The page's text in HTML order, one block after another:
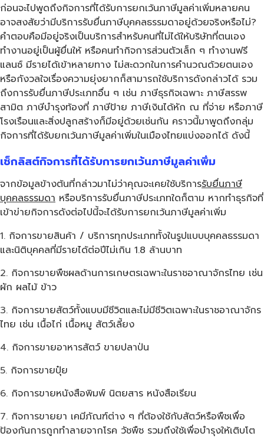
ก่อนจะไปพูดถึงกิจการที่ได้รับการยกเว้นภาษีมูลค่าเพิ่มหลายคน
อาจสงสัยว่ามีบริการรับยื่นภาษีบุคคลธรรมดาอยู่ด้วยจริงหรือไม่?
คำตอบคือมีอยู่จริงเป็นบริการสำหรับคนที่ไม่ได้ให้บริษัทที่ตนเอง
ทำงานอยู่เป็นผู้ยื่นให้ หรือคนทำกิจการส่วนตัวเล็ก ๆ ทำงานฟรี
แลนซ์ มีรายได้เข้าหลายทาง ไม่สะดวกในการคำนวณด้วยตนเอง
หรือกังวลใจเรื่องความยุ่งยากก็สามารถใช้บริการดังกล่าวได้ รวม
ถึงการรับยื่นภาษีประเภทอื่น ๆ เช่น ภาษีธุรกิจเฉพาะ ภาษีสรรพ
สามิต ภาษีบำรุงท้องที่ ภาษีป้าย ภาษีเงินได้หัก ณ ที่จ่าย หรือภาษี
โรงเรือนและสิ่งปลูกสร้างก็มีอยู่ด้วยเช่นกัน คราวนี้มาพูดถึงกลุ่ม
กิจการที่ได้รับยกเว้นภาษีมูลค่าเพิ่มในเมืองไทยแบ่งออกได้ ดังนี้
เช็กลิสต์กิจการที่ได้รับการยกเว้นภาษีมูลค่าเพิ่ม
จากข้อมูลข้างต้นที่กล่าวมาไม่ว่าคุณจะเคยใช้บริการรับยื่นภาษี
บุคคลธรรมดา หรือบริการรับยื่นภาษีประเภทใดก็ตาม หากทำธุรกิจที่
เข้าข่ายกิจการดังต่อไปนี้จะได้รับการยกเว้นภาษีมูลค่าเพิ่ม
กิจการขายสินค้า / บริการทุกประเภททั้งในรูปแบบบุคคลธรรมดา
และนิติบุคคลที่มีรายได้ต่อปีไม่เกิน 1.8 ล้านบาท
กิจการขายพืชผลด้านการเกษตรเฉพาะในราชอาณาจักรไทย เช่น
ผัก ผลไม้ ข้าว
กิจการขายสัตว์ทั้งแบบมีชีวิตและไม่มีชีวิตเฉพาะในราชอาณาจักร
ไทย เช่น เนื้อไก่ เนื้อหมู สัตว์เลี้ยง
กิจการขายอาหารสัตว์ ขายปลาป่น
กิจการขายปุ๋ย
กิจการขายหนังสือพิมพ์ นิตยสาร หนังสือเรียน
กิจการขายยา เคมีภัณฑ์ต่าง ๆ ที่ต้องใช้กับสัตว์หรือพืชเพื่อ
ป้องกันการถูกทำลายจากโรค วัชพืช รวมถึงใช้เพื่อบำรุงให้เติบโต